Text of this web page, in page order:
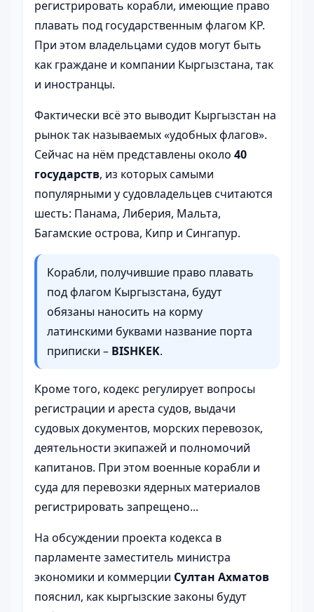
регистрировать корабли, имеющие право
плавать под государственным флагом КР.
При этом владельцами судов могут быть
как граждане и компании Кыргызстана, так
и иностранцы.
Фактически всё это выводит Кыргызстан на
рынок так называемых «удобных флагов».
Сейчас на нём представлены около 40
государств, из которых самыми
популярными у судовладельцев считаются
шесть: Панама, Либерия, Мальта,
Багамские острова, Кипр и Сингапур.
Корабли, получившие право плавать
под флагом Кыргызстана, будут
обязаны наносить на корму
латинскими буквами название порта
приписки – BISHKEK.
Кроме того, кодекс регулирует вопросы
регистрации и ареста судов, выдачи
судовых документов, морских перевозок,
деятельности экипажей и полномочий
капитанов. При этом военные корабли и
суда для перевозки ядерных материалов
регистрировать запрещено...
На обсуждении проекта кодекса в
парламенте заместитель министра
экономики и коммерции Султан Ахматов
пояснил, как кыргызские законы будут